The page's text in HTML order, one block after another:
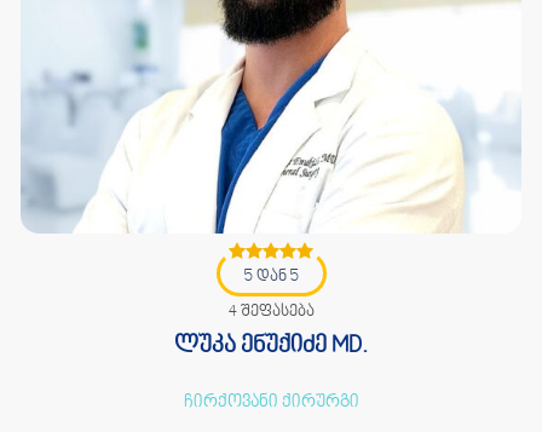
5 დან 5
4 შეფასება
ლუკა ენუქიძე MD.
ჩირქოვანი ქირურგი